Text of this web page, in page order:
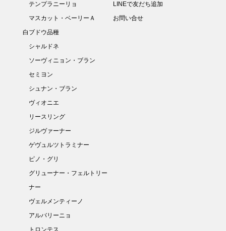
テンプラニーリョ
マスカット・ベーリーＡ
白ブドウ品種
シャルドネ
ソーヴィニョン・ブラン
セミヨン
シュナン・ブラン
ヴィオニエ
リースリング
ジルヴァーナー
ゲヴュルツトラミナー
ピノ・グリ
グリューナー・フェルトリー
ナー
ヴェルメンティーノ
アルバリーニョ
LINEで友だち追加
お問い合せ